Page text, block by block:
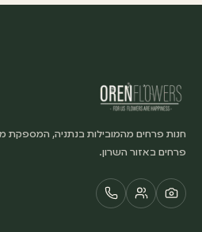
חנות פרחים מהמובילות בנתניה, המספקת
פרחים באזור השרון.